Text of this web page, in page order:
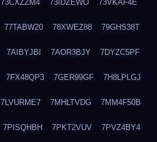
73CXZZM4 73IDZEWO 73VKAF4E
77TABW20 78XWEZ88 79GHS38T
7AIBYJBI 7AOR3BJY 7DYZC5PF
7FX48QP3 7GER99GF 7H8LPLGJ
7LVURME7 7MHLTVDG 7MM4F50B
7PISQHBH 7PKT2VUV 7PVZ4BY4